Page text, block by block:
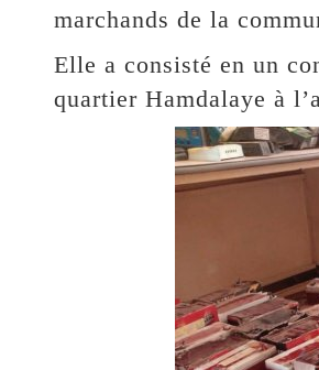
marchands de la
Elle a consisté en un
quartier Hamdalaye à